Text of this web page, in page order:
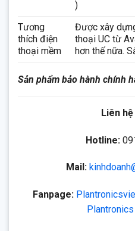
)
Tương
thích điện
thoại mềm
Được xây
thoại UC từ
hơn thế nữa.
Sản phẩm bảo hành chính
Liên
Hotline:
Mail:
Fanpage: